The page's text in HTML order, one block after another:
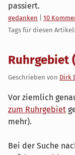
passiert.
Kategorien:
gedanken
10
Tags für diesen Artikel:
Ruhrgebiet
Geschrieben von Dirk
Vor ziemlich
zum Ruhrgebiet
mehr).
Bei der Suche